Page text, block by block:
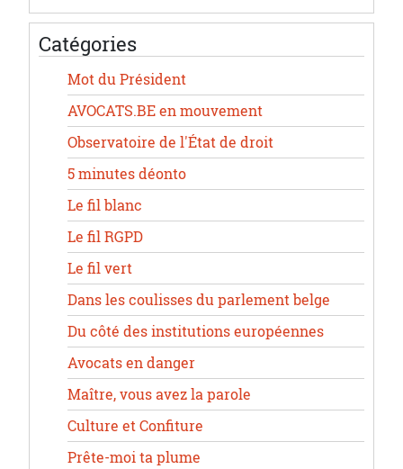
Catégories
Mot du Président
AVOCATS.BE en mouvement
Observatoire de l'État de droit
5 minutes déonto
Le fil blanc
Le fil RGPD
Le fil vert
Dans les coulisses du parlement belge
Du côté des institutions européennes
Avocats en danger
Maître, vous avez la parole
Culture et Confiture
Prête-moi ta plume